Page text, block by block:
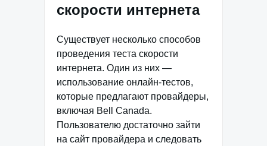
скорости интернета
Существует несколько способов
проведения теста скорости
интернета. Один из них —
использование онлайн-тестов,
которые предлагают провайдеры,
включая Bell Canada.
Пользователю достаточно зайти
на сайт провайдера и следовать